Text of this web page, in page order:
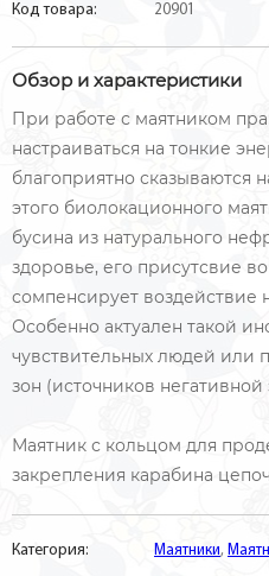
Код товара: 20901
Обзор и характеристики
При работе с маятником
настраиваться на тонкие
благоприятно сказываются
этого биолокационного
бусина из натурального
здоровье, его присутсвие
сомпенсирует воздействие
Особенно актуален такой
чувствительных людей или
зон (источников
Маятник с кольцом для
закрепления карабина
Категория: Маятники,